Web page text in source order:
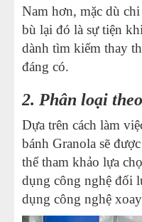
Nam hơn, mặc dù
bù lại đó là sự tiện
dành tìm kiếm thay
đáng có.
2. Phân loại
Dựa trên cách làm
bánh Granola sẽ
thể tham khảo lựa
dụng công nghệ đối
dụng công nghệ